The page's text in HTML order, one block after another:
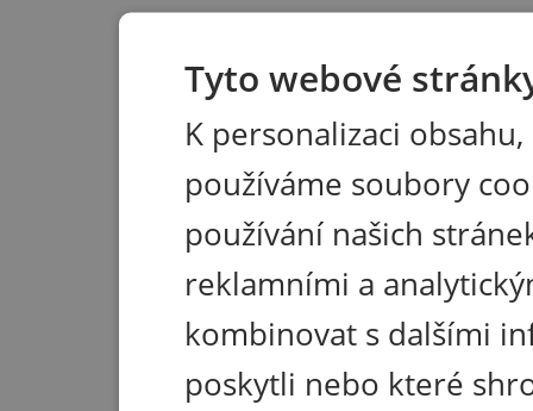
Tyto webové
K personalizaci
používáme soubory
používání našich
reklamními a
kombinovat s dalšími
poskytli nebo které